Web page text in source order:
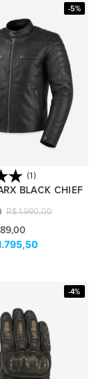
-5%
(1)
BLACK CHIEF
R$ 1.990,00
-4%